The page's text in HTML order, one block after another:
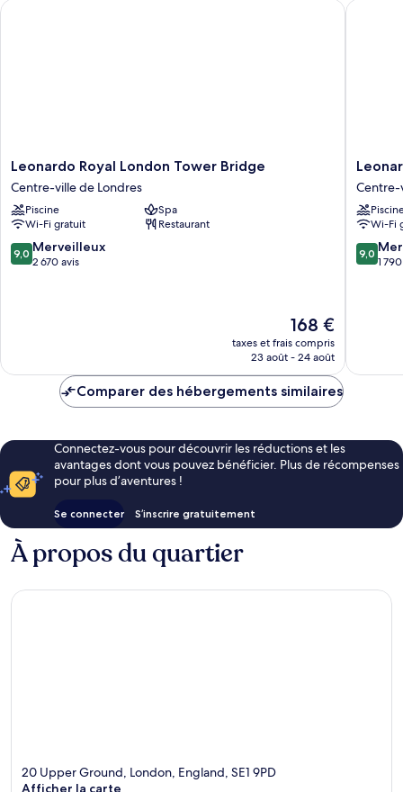
Chambre
Leonardo
Royal
London
Tower
Bridge
Centre-
ville
Leonardo Royal London Tower Bridge
Centre-ville de Londres
Piscine
Spa
Wi-Fi gratuit
Restaurant
9.0
sur
9,0 Merveilleux
2 670 avis
Le
nouveau
prix
de
168 €
taxes et frais compris
23 août - 24 août
Leonardo Royal London Tower Bridge
Royal
London
St
Paul’s
Centre-
ville
Centre-
Wi-Fi
9.0
sur
9,0
1
Comparer des hébergements similaires
Connectez-vous pour découvrir les réductions et les
avantages dont vous pouvez bénéficier. Plus de récompenses
pour plus d’aventures !
Se connecter S’inscrire gratuitement
À propos du quartier
20 Upper Ground, London, England, SE1 9PD
Afficher la carte